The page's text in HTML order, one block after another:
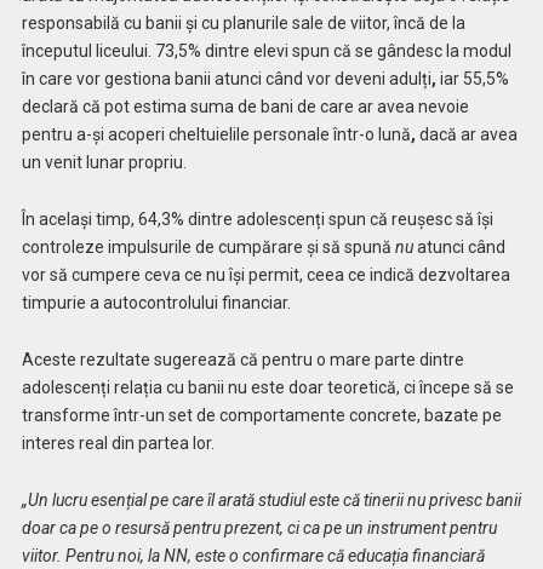
responsabilă cu banii și cu planurile sale de viitor, încă de la
începutul liceului. 73,5% dintre elevi spun că se gândesc la modul
în care vor gestiona banii atunci când vor deveni adulți, iar 55,5%
declară că pot estima suma de bani de care ar avea nevoie
pentru a-și acoperi cheltuielile personale într-o lună, dacă ar avea
un venit lunar propriu.
În același timp, 64,3% dintre adolescenți spun că reușesc să își
controleze impulsurile de cumpărare și să spună nuatunci când
vor să cumpere ceva ce nu își permit, ceea ce indică dezvoltarea
timpurie a autocontrolului financiar.
Aceste rezultate sugerează că pentru o mare parte dintre
adolescenți relația cu banii nu este doar teoretică, ci începe să se
transforme într-un set de comportamente concrete, bazate pe
interes real din partea lor.
„Un lucru esențial pe care îl arată studiul este că tinerii nu privesc banii
doar ca pe o resursă pentru prezent, ci ca pe un instrument pentru
viitor. Pentru noi, la NN, este o confirmare că educația financiară